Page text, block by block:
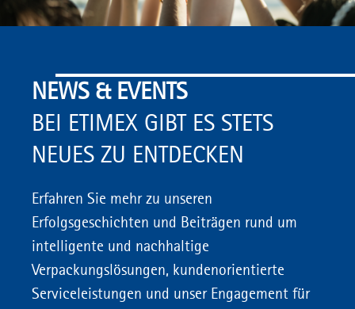
NEWS & EVENTS
BEI ETIMEX GIBT ES STETS
NEUES ZU ENTDECKEN
Erfahren Sie mehr zu unseren
Erfolgsgeschichten und Beiträgen rund um
intelligente und nachhaltige
Verpackungslösungen, kundenorientierte
Serviceleistungen und unser Engagement für